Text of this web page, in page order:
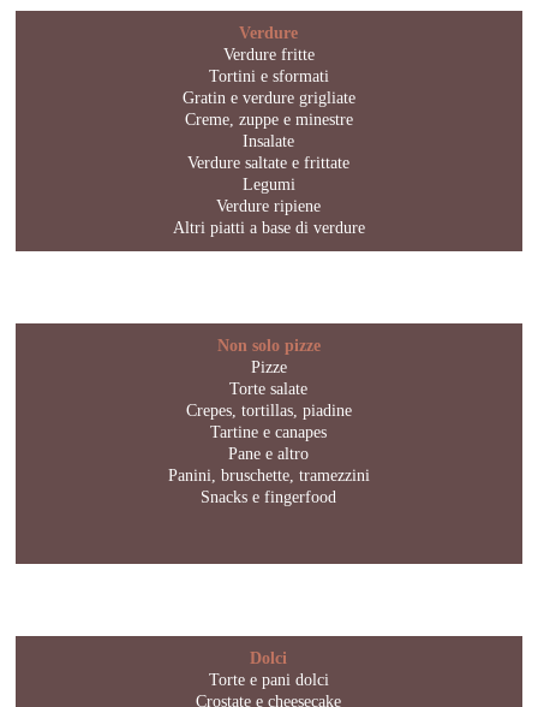
Verdure
Verdure fritte
Tortini e sformati
Gratin e verdure grigliate
Creme, zuppe e minestre
Insalate
Verdure saltate e frittate
Legumi
Verdure ripiene
Altri piatti a base di verdure
Non solo pizze
Pizze
Torte salate
Crepes, tortillas, piadine
Tartine e canapes
Pane e altro
Panini, bruschette, tramezzini
Snacks e fingerfood
Dolci
Torte e pani dolci
Crostate e cheesecake